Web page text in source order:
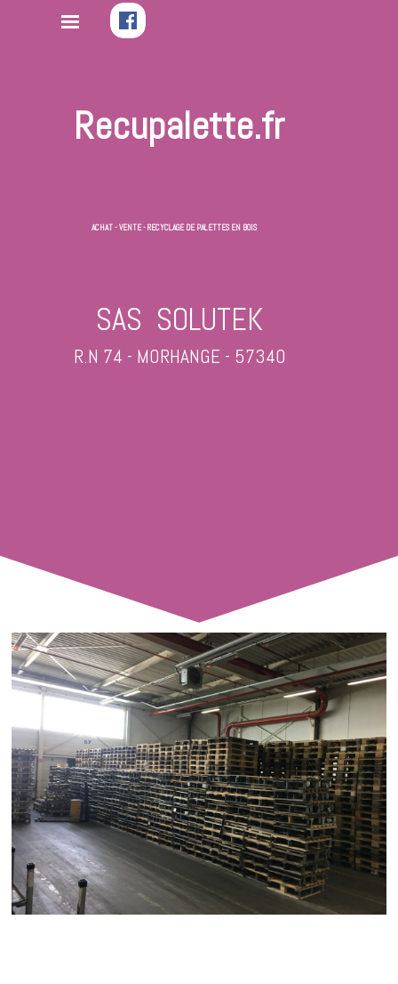
SAS SOLUTEK
R.N 74 - MORHANGE - 57340
Recupalette.fr
ACHAT - VENTE - RECYCLAGE DE PALETTES EN BOIS